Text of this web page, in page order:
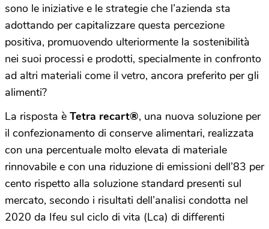
sono le iniziative e le strategie che l’azienda sta
adottando per capitalizzare questa percezione
positiva, promuovendo ulteriormente la sostenibilità
nei suoi processi e prodotti, specialmente in confronto
ad altri materiali come il vetro, ancora preferito per gli
alimenti?
La risposta è Tetra recart®️, una nuova soluzione per
il confezionamento di conserve alimentari, realizzata
con una percentuale molto elevata di materiale
rinnovabile e con una riduzione di emissioni dell’83 per
cento rispetto alla soluzione standard presenti sul
mercato, secondo i risultati dell’analisi condotta nel
2020 da Ifeu sul ciclo di vita (Lca) di differenti